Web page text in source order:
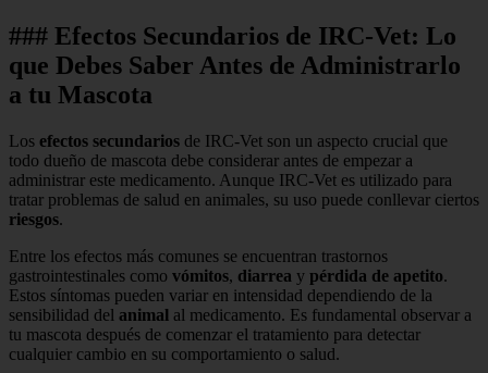
### Efectos Secundarios de IRC-Vet: Lo
que Debes Saber Antes de Administrarlo
a tu Mascota
Los efectos secundarios de IRC-Vet son un aspecto crucial que
todo dueño de mascota debe considerar antes de empezar a
administrar este medicamento. Aunque IRC-Vet es utilizado para
tratar problemas de salud en animales, su uso puede conllevar ciertos
riesgos.
Entre los efectos más comunes se encuentran trastornos
gastrointestinales como vómitos, diarrea y pérdida de apetito.
Estos síntomas pueden variar en intensidad dependiendo de la
sensibilidad del animal al medicamento. Es fundamental observar a
tu mascota después de comenzar el tratamiento para detectar
cualquier cambio en su comportamiento o salud.